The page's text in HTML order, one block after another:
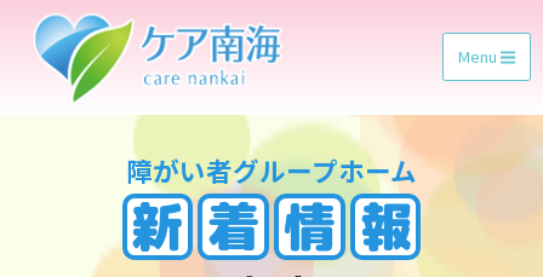
Menu
障がい者グループホーム
新 着 情 報